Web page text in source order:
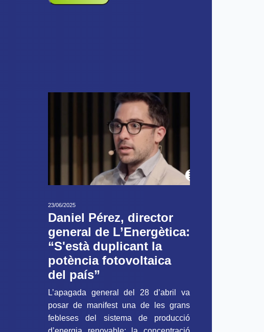
23/06/2025
Daniel Pérez, director
general de L’Energètica:
“S'està duplicant la
potència fotovoltaica
del país”
L’apagada general del 28 d’abril va
posar de manifest una de les grans
febleses del sistema de producció